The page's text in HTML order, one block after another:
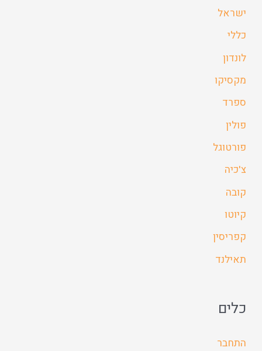
ישראל
כללי
לונדון
מקסיקו
ספרד
פולין
פורטוגל
צ'כיה
קובה
קיוטו
קפריסין
תאילנד
כלים
התחבר